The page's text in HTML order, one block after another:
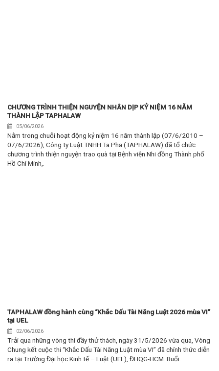
CHƯƠNG TRÌNH THIỆN NGUYỆN NHÂN DỊP KỶ NIỆM 16 NĂM
THÀNH LẬP TAPHALAW
05/06/2026
Nằm trong chuỗi hoạt động kỷ niệm 16 năm thành lập (07/6/2010 –
07/6/2026), Công ty Luật TNHH Ta Pha (TAPHALAW) đã tổ chức
chương trình thiện nguyện trao quà tại Bệnh viện Nhi đồng Thành phố
Hồ Chí Minh,.
TAPHALAW đồng hành cùng “Khắc Dấu Tài Năng Luật 2026 mùa VI”
tại UEL
02/06/2026
Trải qua những vòng thi đầy thử thách, ngày 31/5/2026 vừa qua, Vòng
Chung kết cuộc thi “Khắc Dấu Tài Năng Luật mùa VI” đã chính thức diễn
ra tại Trường Đại học Kinh tế – Luật (UEL), ĐHQG-HCM. Buổi.